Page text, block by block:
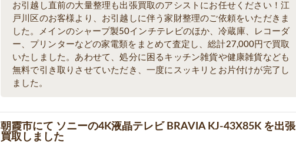
お引越し直前の大量整理も出張買取のアシストにお任せください！江
戸川区のお客様より、お引越しに伴う家財整理のご依頼をいただきま
した。メインのシャープ製50インチテレビのほか、冷蔵庫、レコーダ
ー、プリンターなどの家電類をまとめて査定し、総計27,000円で買取
いたしました。あわせて、処分に困るキッチン雑貨や健康雑貨なども
無料で引き取りさせていただき、一度にスッキリとお片付けが完了し
ました。
朝霞市にて ソニーの4K液晶テレビ BRAVIA KJ-43X85K を出張
買取しました